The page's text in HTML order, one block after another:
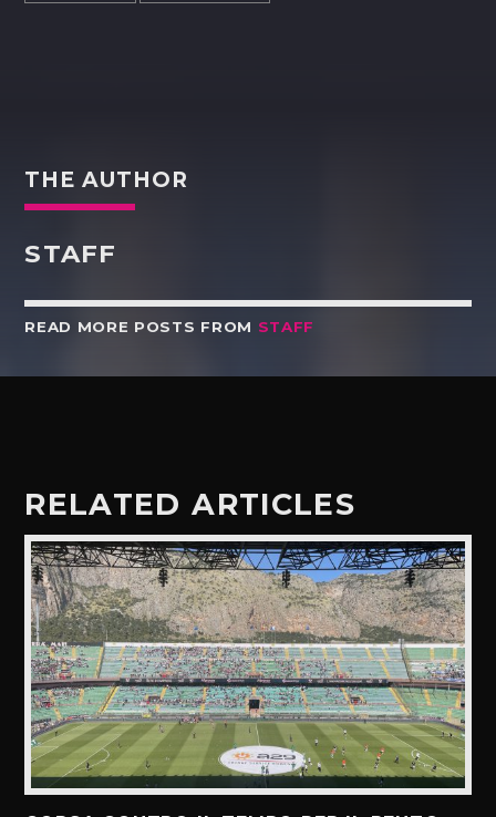
THE AUTHOR
STAFF
READ MORE POSTS FROM STAFF
RELATED ARTICLES